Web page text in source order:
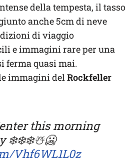
della tempesta, il tasso
anche 5cm di neve
di viaggio
e immagini rare per una
ferma quasi mai.
immagini del Rockfeller
this morning
❄️❄️❄️☃️🥶
Vhf6WL1L0z